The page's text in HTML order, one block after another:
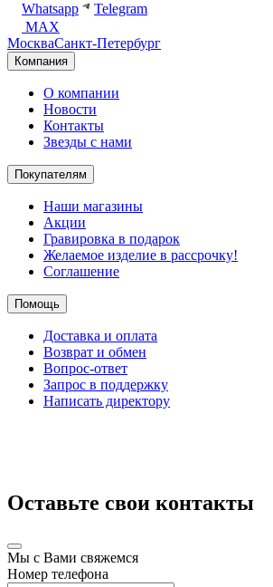
Whatsapp
Telegram
MAX
МоскваСанкт-Петербург
Компания
О компании
Новости
Контакты
Звезды с нами
Покупателям
Наши магазины
Акции
Гравировка в подарок
Желаемое изделие в рассрочку!
Соглашение
Помощь
Доставка и оплата
Возврат и обмен
Вопрос-ответ
Запрос в поддержку
Написать директору
Оставьте свои контакты
Мы с Вами свяжемся
Номер телефона